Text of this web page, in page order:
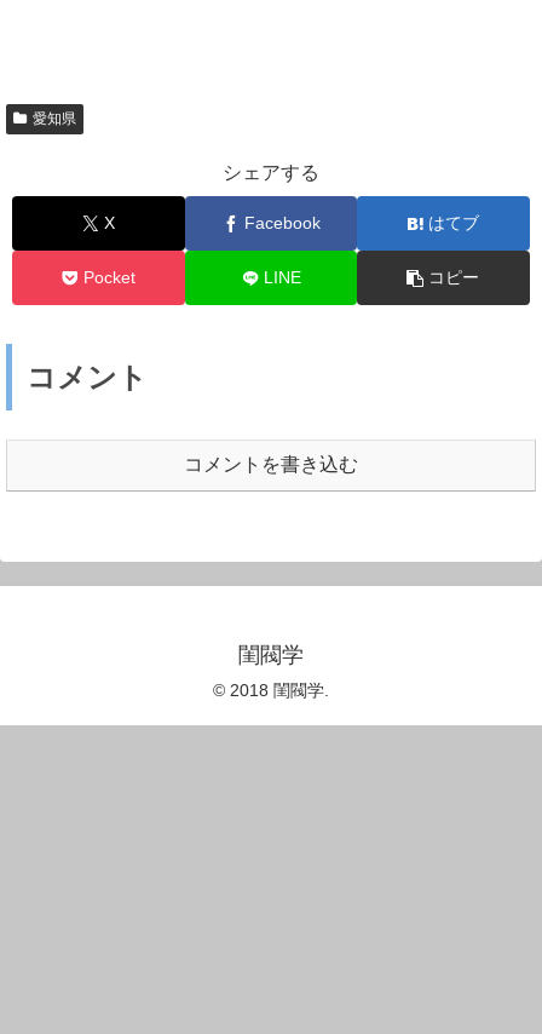
愛知県
シェアする
X Facebook はてブ
Pocket LINE コピー
コメント
コメントを書き込む
閨閥学
© 2018 閨閥学.